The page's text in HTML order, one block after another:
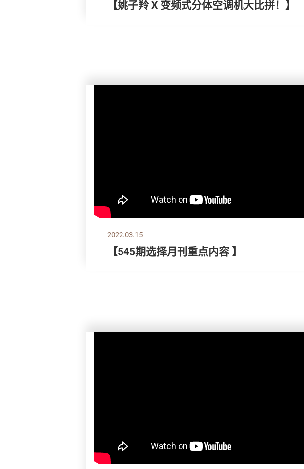
【姚子羚 X 变频式分体空调机大比拼！】
2022.03.15
【545期选择月刊重点内容 】